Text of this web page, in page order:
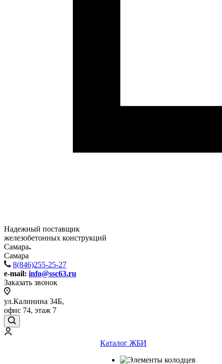
Надежный поставщик
железобетонных конструкций
Самара
Самара
8(846)255-25-27
e-mail: info@ssc63.ru
Заказать звонок
ул.Калинина 34Б,
офис 74, этаж 7
Каталог ЖБИ